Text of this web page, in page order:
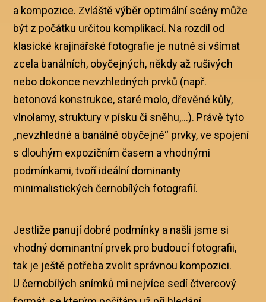
a kompozice. Zvláště výběr optimální scény může
být z počátku určitou komplikací. Na rozdíl od
klasické krajinářské fotografie je nutné si všímat
zcela banálních, obyčejných, někdy až rušivých
nebo dokonce nevzhledných prvků (např.
betonová konstrukce, staré molo, dřevěné kůly,
vlnolamy, struktury v písku či sněhu,…). Právě tyto
„nevzhledné a banálně obyčejné“ prvky, ve spojení
s dlouhým expozičním časem a vhodnými
podmínkami, tvoří ideální dominanty
minimalistických černobílých fotografií.
Jestliže panují dobré podmínky a našli jsme si
vhodný dominantní prvek pro budoucí fotografii,
tak je ještě potřeba zvolit správnou kompozici.
U černobílých snímků mi nejvíce sedí čtvercový